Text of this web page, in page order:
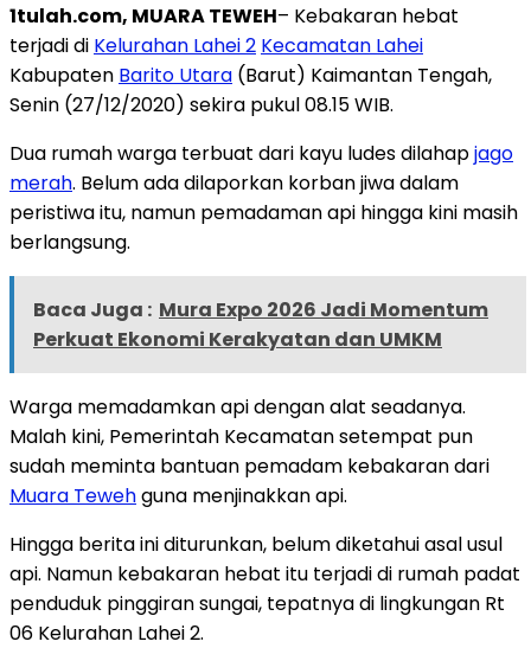
1tulah.com, MUARA TEWEH– Kebakaran hebat
terjadi di Kelurahan Lahei 2 Kecamatan Lahei
Kabupaten Barito Utara (Barut) Kaimantan Tengah,
Senin (27/12/2020) sekira pukul 08.15 WIB.
Dua rumah warga terbuat dari kayu ludes dilahapjago
merah. Belum ada dilaporkan korban jiwa dalam
peristiwa itu, namun pemadaman api hingga kini masih
berlangsung.
Baca Juga : Mura Expo 2026 Jadi Momentum
Perkuat Ekonomi Kerakyatan dan UMKM
Warga memadamkan api dengan alat seadanya.
Malah kini, Pemerintah Kecamatan setempat pun
sudah meminta bantuan pemadam kebakaran dari
Muara Tewehguna menjinakkan api.
Hingga berita ini diturunkan, belum diketahui asal usul
api. Namun kebakaran hebat itu terjadi di rumah padat
penduduk pinggiran sungai, tepatnya di lingkungan Rt
06 Kelurahan Lahei 2.